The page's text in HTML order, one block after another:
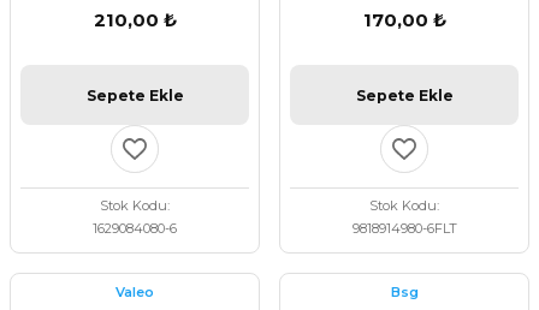
210,00 ₺
Sepete Ekle
Stok Kodu
1629084080-6
170,00 ₺
Sepete Ekle
Stok Kodu
9818914980-6FLT
Valeo
Bsg